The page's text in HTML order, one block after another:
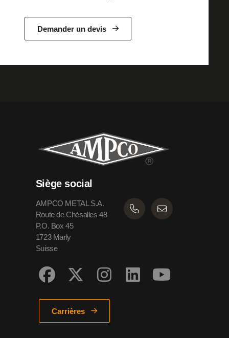
Demander un devis
Siège social
AMPCO METAL S.A.
Route de Chésalles 48
P.O. Box 45
1723 Marly
Suisse
Carrières